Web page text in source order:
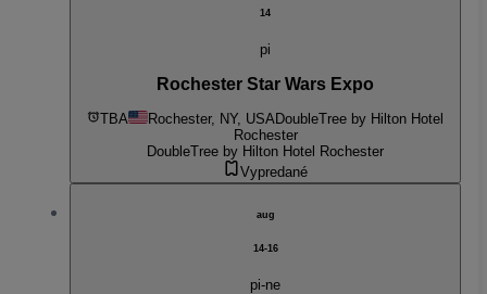
14
pi
Rochester Star Wars Expo
TBA Rochester, NY, USADoubleTree by Hilton Hotel
Rochester
DoubleTree by Hilton Hotel Rochester
Vypredané
aug
14-16
pi-ne